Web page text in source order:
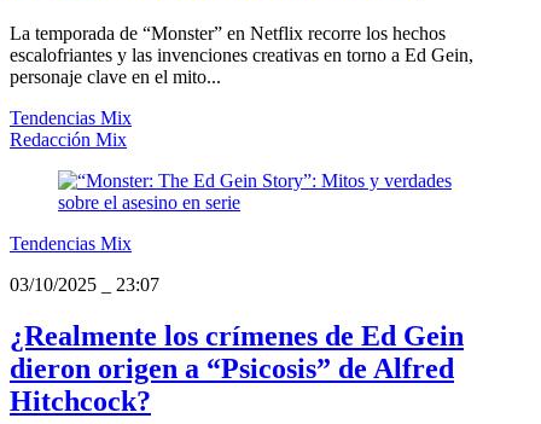
La temporada de “Monster” en Netflix recorre los hechos
escalofriantes y las invenciones creativas en torno a Ed Gein,
personaje clave en el mito...
Tendencias Mix
Redacción Mix
Tendencias Mix
03/10/2025
23:07
¿Realmente los crímenes de Ed Gein
dieron origen a “Psicosis” de Alfred
Hitchcock?